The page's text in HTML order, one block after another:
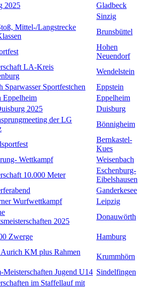
2025
Gladbeck
Sinzig
Mittel-/Langstrecke
Brunsbüttel
Hohen
Neuendorf
LA-Kreis
Wendelstein
Sparwasser Sportfestchen
Eppstein
Eppelheim
Eppelheim
2025
Duisburg
der LG
Bönnigheim
Bernkastel-
Kues
Wettkampf
Weisenbach
10.000 Meter
Eschenburg-
Eibelshausen
Ganderkesee
Wurfwettkampf
Leipzig
2025
Donauwörth
Zwerge Hamburg
KM plus Rahmen
Krummhörn
Jugend U14 Sindelfingen
im Staffellauf mit